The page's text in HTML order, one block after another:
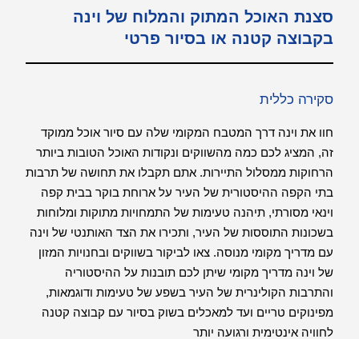
סצנת האוכל המתוק והמלוח של וינה
בקבוצה קטנה או בסיור פרטי
סקירה כללית
חוו את וינה דרך המטבח המקומי שלה עם סיור אוכל ממוקד
זה, המציג לכם כמה מהשווקים ונקודות האוכל הטובות ביותר
הרחוקות ממסלול התיירות. אתם תקבלו את תחושה של תרבות
בתי הקפה ההיסטורית של העיר על ארוחת בוקר בבית קפה
וינאי מסורתי, תיהנה טעימות של התמחויות מתוקות ומלוחות
בשכונות התוססות של העיר, ותכירו את הצד האותנטי של וינה
עם מדריך מקומי מנוסה. צאו לביקור בשווקים ובחנויות המזון
של וינה מדריך מקומי שיתן לכם תובנות על ההיסטוריה
והתרבות הקולינרית של העיר בשפע של טעימות ודוגמאות,
מפינוקים טריים ועד למאכלים בשוק בסיור עם קבוצה קטנה
לחוויה אינטימית ורגועה יותר